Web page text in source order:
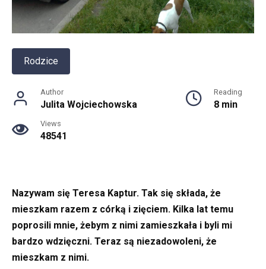
Rodzice
Author
Julita Wojciechowska
Reading
8 min
Views
48541
Nazywam się Teresa Kaptur. Tak się składa, że
mieszkam razem z córką i zięciem. Kilka lat temu
poprosili mnie, żebym z nimi zamieszkała i byli mi
bardzo wdzięczni. Teraz są niezadowoleni, że
mieszkam z nimi.